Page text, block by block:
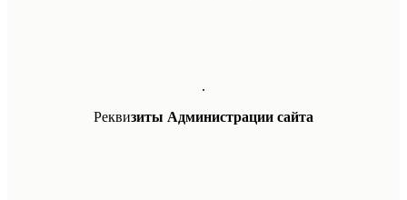
.
Реквизиты Администрации сайта